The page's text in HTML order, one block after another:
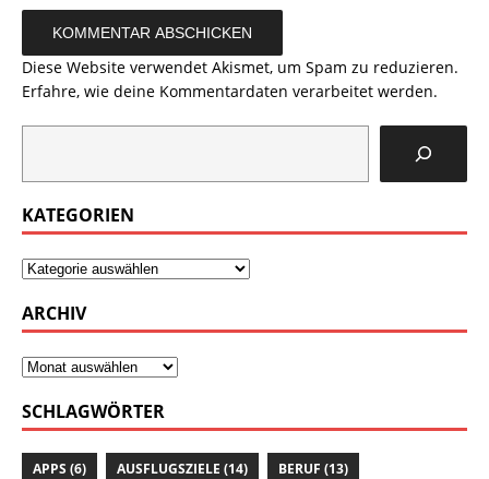
Diese Website verwendet Akismet, um Spam zu reduzieren.
Erfahre, wie deine Kommentardaten verarbeitet werden.
KATEGORIEN
ARCHIV
SCHLAGWÖRTER
APPS (6) AUSFLUGSZIELE (14) BERUF (13)